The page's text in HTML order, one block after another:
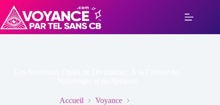
Passer
contenu
Accueil
Voyance